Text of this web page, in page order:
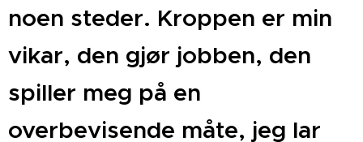
noen steder. Kroppen er min
vikar, den gjør jobben, den
spiller meg på en
overbevisende måte, jeg lar